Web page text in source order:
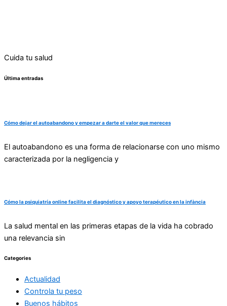
Cuida tu salud
Última entradas
Cómo dejar el autoabandono y empezar a darte el valor que mereces
El autoabandono es una forma de relacionarse con uno mismo
caracterizada por la negligencia y
Cómo la psiquiatría online facilita el diagnóstico y apoyo terapéutico en la infància
La salud mental en las primeras etapas de la vida ha cobrado
una relevancia sin
Categories
Actualidad
Controla tu peso
Buenos hábitos